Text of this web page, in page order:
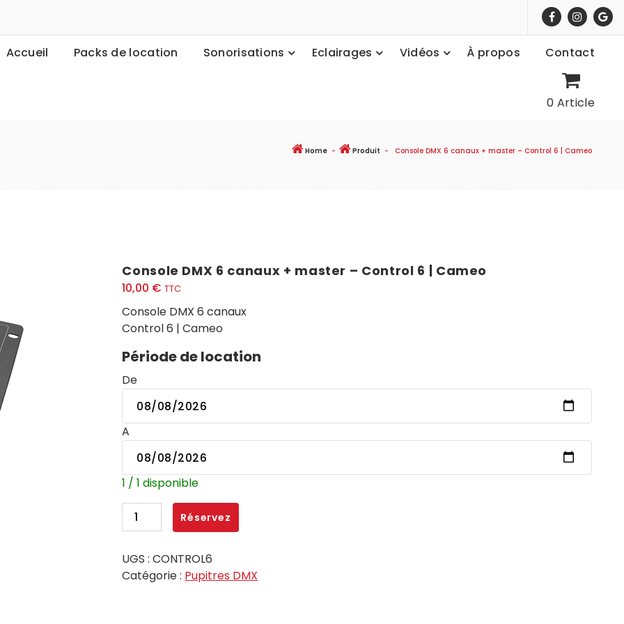
Accueil Packs de location Sonorisations Eclairages Vidéos À propos Contact
0 Article
Home - Produit - Console DMX 6 canaux + master – Control 6 | Cameo
Console DMX 6 canaux + master – Control 6 | Cameo
10,00 € TTC
Console DMX 6 canaux
Control 6 | Cameo
Période de location
De
A
1 / 1 disponible
quantité
de
DMX
6
Réservez
UGS :CONTROL6
Catégorie : Pupitres DMX